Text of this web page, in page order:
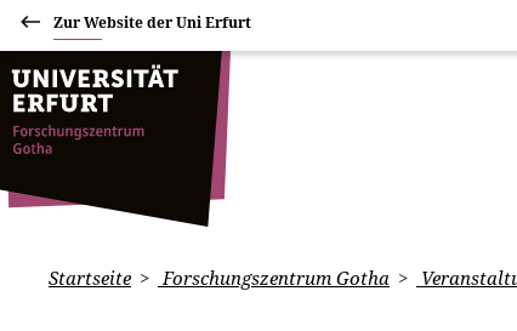
Zur Website der Uni Erfurt
Startseite Forschungszentrum Gotha